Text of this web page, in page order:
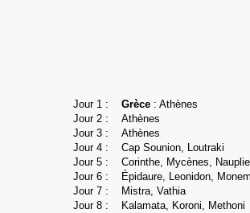
Jour 1 : Grèce : Athènes
Jour 2 : Athènes
Jour 3 :
Athènes
Jour 4 : Cap Sounion, Loutraki
Jour 5 : Corinthe, Mycènes, Nauplie
Jour 6 : Épidaure, Leonidon,
Jour 7 : Mistra, Vathia
Jour 8 : Kalamata, Koroni, Methoni